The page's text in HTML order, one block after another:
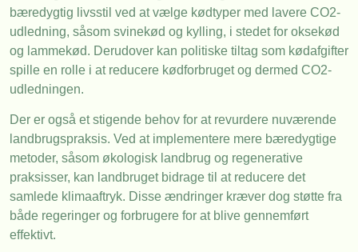
bæredygtig livsstil ved at vælge kødtyper med lavere CO2-
udledning, såsom svinekød og kylling, i stedet for oksekød
og lammekød. Derudover kan politiske tiltag som kødafgifter
spille en rolle i at reducere kødforbruget og dermed CO2-
udledningen.
Der er også et stigende behov for at revurdere nuværende
landbrugspraksis. Ved at implementere mere bæredygtige
metoder, såsom økologisk landbrug og regenerative
praksisser, kan landbruget bidrage til at reducere det
samlede klimaaftryk. Disse ændringer kræver dog støtte fra
både regeringer og forbrugere for at blive gennemført
effektivt.